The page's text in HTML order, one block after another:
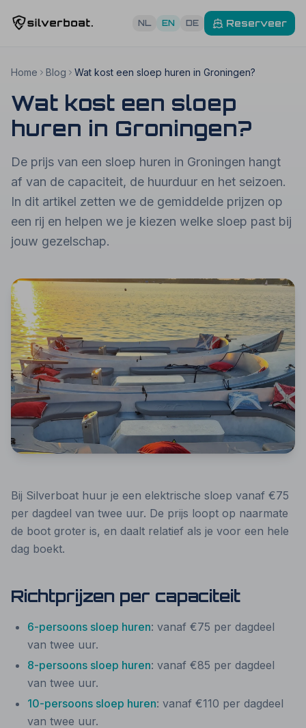
NL EN DE Reserveer
Home Blog Wat kost een sloep huren in Groningen?
Wat kost een sloep
huren in Groningen?
De prijs van een sloep huren in Groningen hangt
af van de capaciteit, de huurduur en het seizoen.
In dit artikel zetten we de gemiddelde prijzen op
een rij en helpen we je kiezen welke sloep past bij
jouw gezelschap.
Bij Silverboat huur je een elektrische sloep vanaf €75
per dagdeel van twee uur. De prijs loopt op naarmate
de boot groter is, en daalt relatief als je voor een hele
dag boekt.
Richtprijzen per capaciteit
6-persoons sloep huren: vanaf €75 per dagdeel
van twee uur.
8-persoons sloep huren: vanaf €85 per dagdeel
van twee uur.
10-persoons sloep huren: vanaf €110 per dagdeel
van twee uur.